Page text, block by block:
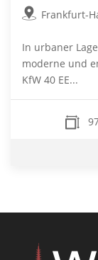
Frankfurt-
In urbaner
moderne und
KfW 40 EE...